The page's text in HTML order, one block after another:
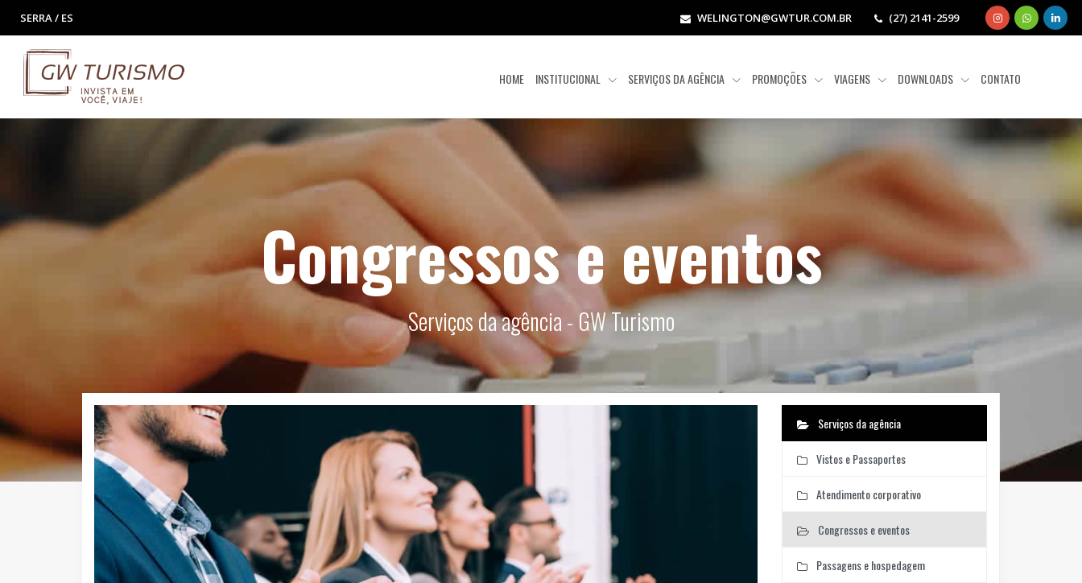
SERRA / ES WELINGTON@GWTUR.COM.BR (27) 2141-2599
HOME INSTITUCIONAL SERVIÇOS DA AGÊNCIA PROMOÇÕES VIAGENS DOWNLOADS CONTATO
Congressos e eventos
Serviços da agência - GW Turismo
Serviços da agência
Vistos e Passaportes
Atendimento corporativo
Congressos e eventos
Passagens e hospedagem